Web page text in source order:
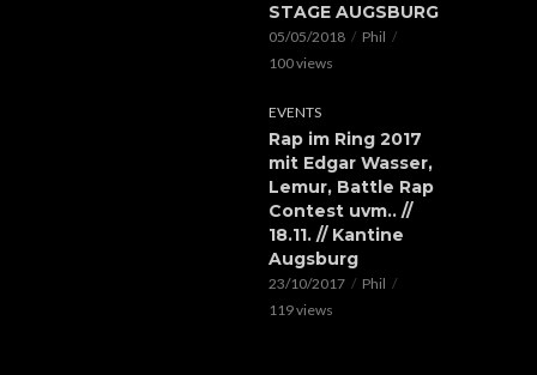
STAGE AUGSBURG
05/05/2018
Phil
100 views
EVENTS
Rap im Ring 2017
mit Edgar Wasser,
Lemur, Battle Rap
Contest uvm.. //
18.11. // Kantine
Augsburg
23/10/2017
Phil
119 views